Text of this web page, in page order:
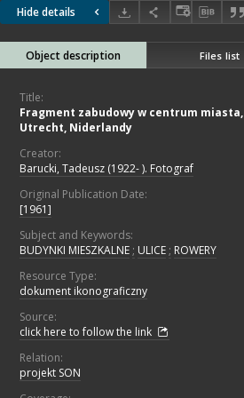
Hide details
Object description Files list
Title:
Fragment zabudowy w centrum miasta,
Utrecht, Niderlandy
Creator:
Barucki, Tadeusz (1922- ). Fotograf
Original Publication Date:
[1961]
Subject and Keywords:
BUDYNKI MIESZKALNE ; ULICE ; ROWERY
Resource Type:
dokument ikonograficzny
Source:
click here to follow the link
Relation:
projekt SON